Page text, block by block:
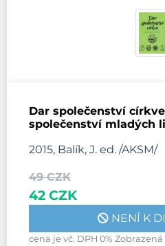
Dar společenství
společenství mladých
2015, Balík, J. ed. /AKSM/
49 CZK
42 CZK
NENÍ K
cena je vč. DPH 0%